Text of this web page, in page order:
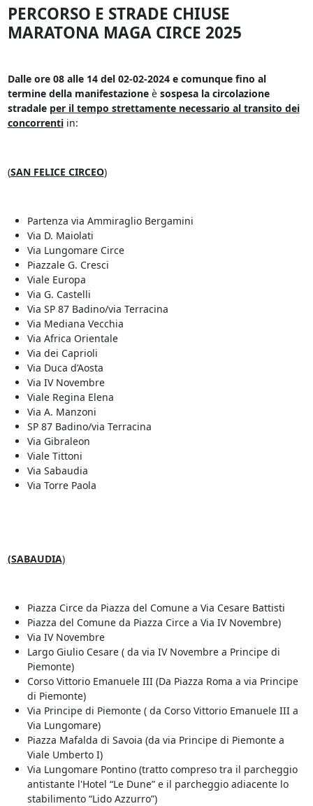
PERCORSO E STRADE CHIUSE
MARATONA MAGA CIRCE 2025
Dalle ore 08 alle 14 del 02-02-2024 e comunque fino al
termine della manifestazione è sospesa la circolazione
stradale per il tempo strettamente necessario al transito dei
concorrentiin:
(SAN FELICE CIRCEO)
Partenza via Ammiraglio Bergamini
Via D. Maiolati
Via Lungomare Circe
Piazzale G. Cresci
Viale Europa
Via G. Castelli
Via SP 87 Badino/via Terracina
Via Mediana Vecchia
Via Africa Orientale
Via dei Caprioli
Via Duca d’Aosta
Via IV Novembre
Viale Regina Elena
Via A. Manzoni
SP 87 Badino/via Terracina
Via Gibraleon
Viale Tittoni
Via Sabaudia
Via Torre Paola
(SABAUDIA)
Piazza Circe da Piazza del Comune a Via Cesare Battisti
Piazza del Comune da Piazza Circe a Via IV Novembre)
Via IV Novembre
Largo Giulio Cesare ( da via IV Novembre a Principe di
Piemonte)
Corso Vittorio Emanuele III (Da Piazza Roma a via Principe
di Piemonte)
Via Principe di Piemonte ( da Corso Vittorio Emanuele III a
Via Lungomare)
Piazza Mafalda di Savoia (da via Principe di Piemonte a
Viale Umberto I)
Via Lungomare Pontino (tratto compreso tra il parcheggio
antistante l'Hotel “Le Dune” e il parcheggio adiacente lo
stabilimento “Lido Azzurro”)